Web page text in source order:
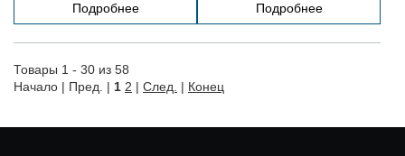
Подробнее Подробнее
Товары 1 - 30 из 58
Начало | Пред. | 1 2 | След. | Конец